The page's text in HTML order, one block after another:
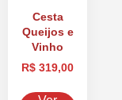
Cesta
Queijos e
Vinho
R$ 319,00